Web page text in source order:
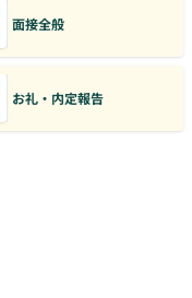
面接全般
お礼・内定報告